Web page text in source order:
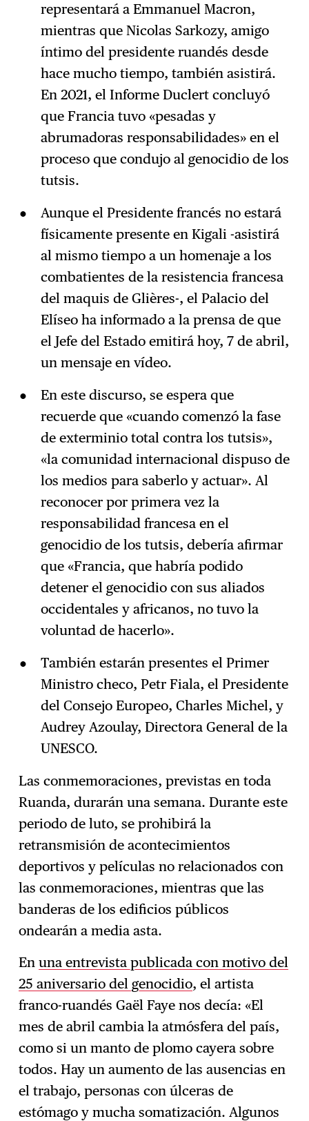
representará a Emmanuel Macron,
mientras que Nicolas Sarkozy, amigo
íntimo del presidente ruandés desde
hace mucho tiempo, también asistirá.
En 2021, el Informe Duclert concluyó
que Francia tuvo «pesadas y
abrumadoras responsabilidades» en el
proceso que condujo al genocidio de los
tutsis.
Aunque el Presidente francés no estará
físicamente presente en Kigali -asistirá
al mismo tiempo a un homenaje a los
combatientes de la resistencia francesa
del maquis de Glières-, el Palacio del
Elíseo ha informado a la prensa de que
el Jefe del Estado emitirá hoy, 7 de abril,
un mensaje en vídeo.
En este discurso, se espera que
recuerde que «cuando comenzó la fase
de exterminio total contra los tutsis»,
«la comunidad internacional dispuso de
los medios para saberlo y actuar». Al
reconocer por primera vez la
responsabilidad francesa en el
genocidio de los tutsis, debería afirmar
que «Francia, que habría podido
detener el genocidio con sus aliados
occidentales y africanos, no tuvo la
voluntad de hacerlo».
También estarán presentes el Primer
Ministro checo, Petr Fiala, el Presidente
del Consejo Europeo, Charles Michel, y
Audrey Azoulay, Directora General de la
UNESCO.
Las conmemoraciones, previstas en toda
Ruanda, durarán una semana. Durante este
periodo de luto, se prohibirá la
retransmisión de acontecimientos
deportivos y películas no relacionados con
las conmemoraciones, mientras que las
banderas de los edificios públicos
ondearán a media asta.
Enuna entrevista publicada con motivo del
25 aniversario del genocidio, el artista
franco-ruandés Gaël Faye nos decía: «El
mes de abril cambia la atmósfera del país,
como si un manto de plomo cayera sobre
todos. Hay un aumento de las ausencias en
el trabajo, personas con úlceras de
estómago y mucha somatización. Algunos